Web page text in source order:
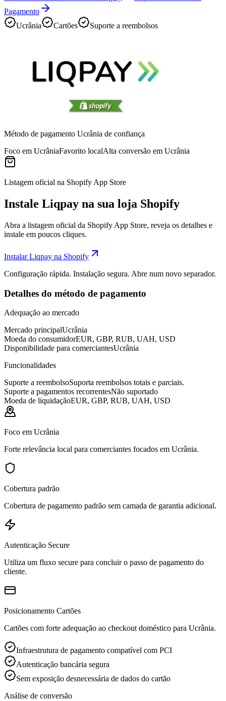
Pagamento
Ucrânia
Cartões Suporte a reembolsos
Método de pagamento Ucrânia de confiança
Foco em UcrâniaFavorito localAlta conversão em Ucrânia
Listagem oficial na Shopify App Store
Instale Liqpay na sua loja Shopify
Abra a listagem oficial da Shopify App Store, reveja os detalhes e
instale em poucos cliques.
Instalar Liqpay na Shopify
Configuração rápida. Instalação segura. Abre num novo separador.
Detalhes do método de pagamento
Adequação ao mercado
Mercado principalUcrânia
Moeda do consumidorEUR, GBP, RUB, UAH, USD
Disponibilidade para comerciantesUcrânia
Funcionalidades
Suporte a reembolsoSuporta reembolsos totais e parciais.
Suporte a pagamentos recorrentesNão suportado
Moeda de liquidaçãoEUR, GBP, RUB, UAH, USD
Foco em Ucrânia
Forte relevância local para comerciantes focados em Ucrânia.
Cobertura padrão
Cobertura de pagamento padrão sem camada de garantia adicional.
Autenticação Secure
Utiliza um fluxo secure para concluir o passo de pagamento do
cliente.
Posicionamento Cartões
Cartões com forte adequação ao checkout doméstico para Ucrânia.
Infraestrutura de pagamento compatível com PCI
Autenticação bancária segura
Sem exposição desnecessária de dados do cartão
Análise de conversão